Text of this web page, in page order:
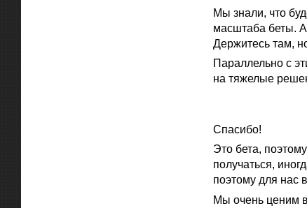
Мы знали, что
масштаба беты.
Держитесь там,
Параллельно с
на тяжелые
Спасибо!
Это бета,
получаться,
поэтому для нас
Мы очень ценим